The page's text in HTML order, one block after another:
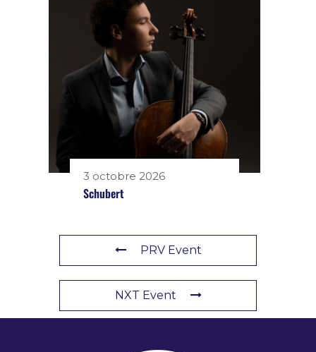
3 octobre 2026
Schubert
PRV Event
NXT Event